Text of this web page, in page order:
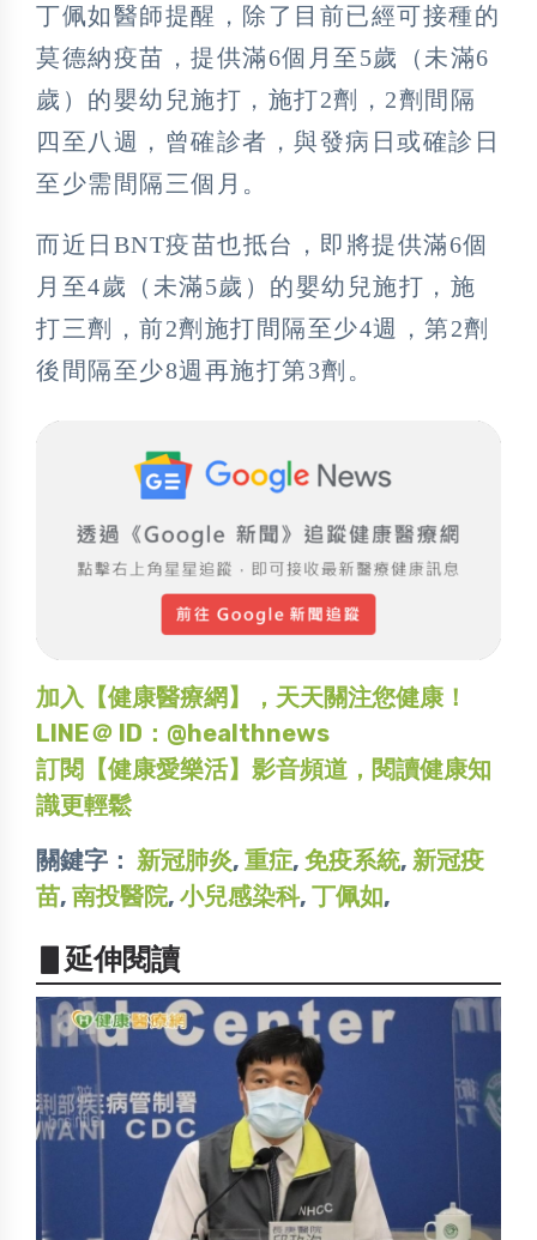
丁佩如醫師提醒，除了目前已經可接種的
莫德納疫苗，提供滿6個月至5歲（未滿6
歲）的嬰幼兒施打，施打2劑，2劑間隔
四至八週，曾確診者，與發病日或確診日
至少需間隔三個月。
而近日BNT疫苗也抵台，即將提供滿6個
月至4歲（未滿5歲）的嬰幼兒施打，施
打三劑，前2劑施打間隔至少4週，第2劑
後間隔至少8週再施打第3劑。
加入【健康醫療網】，天天關注您健康！
LINE＠ ID：@healthnews
訂閱【健康愛樂活】影音頻道，閱讀健康知
識更輕鬆
關鍵字： 新冠肺炎, 重症, 免疫系統, 新冠疫
苗, 南投醫院, 小兒感染科, 丁佩如,
▋延伸閱讀